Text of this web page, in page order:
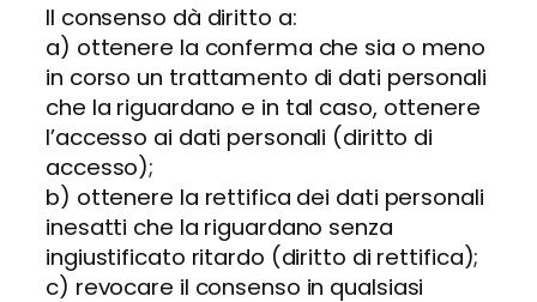
Il consenso dà diritto a:
a) ottenere la conferma che sia o meno
in corso un trattamento di dati personali
che la riguardano e in tal caso, ottenere
l’accesso ai dati personali (diritto di
accesso);
b) ottenere la rettifica dei dati personali
inesatti che la riguardano senza
ingiustificato ritardo (diritto di rettifica);
c) revocare il consenso in qualsiasi